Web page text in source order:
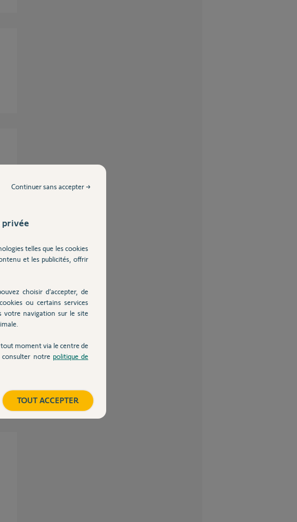
privée
telles que les cookies
et les publicités, offrir
choisir d’accepter, de
ou certains services
votre navigation sur le site
moment via le centre de
consulter notre politique de
Continuer sans accepter →
TOUT ACCEPTER